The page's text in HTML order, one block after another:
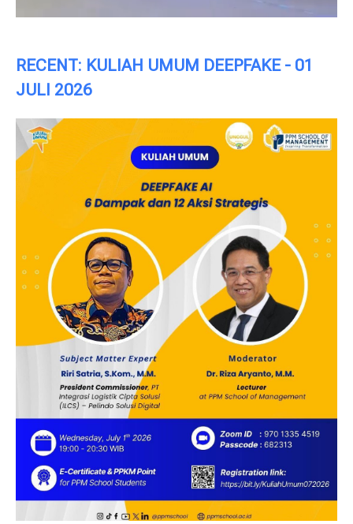
RECENT: KULIAH UMUM DEEPFAKE - 01
JULI 2026